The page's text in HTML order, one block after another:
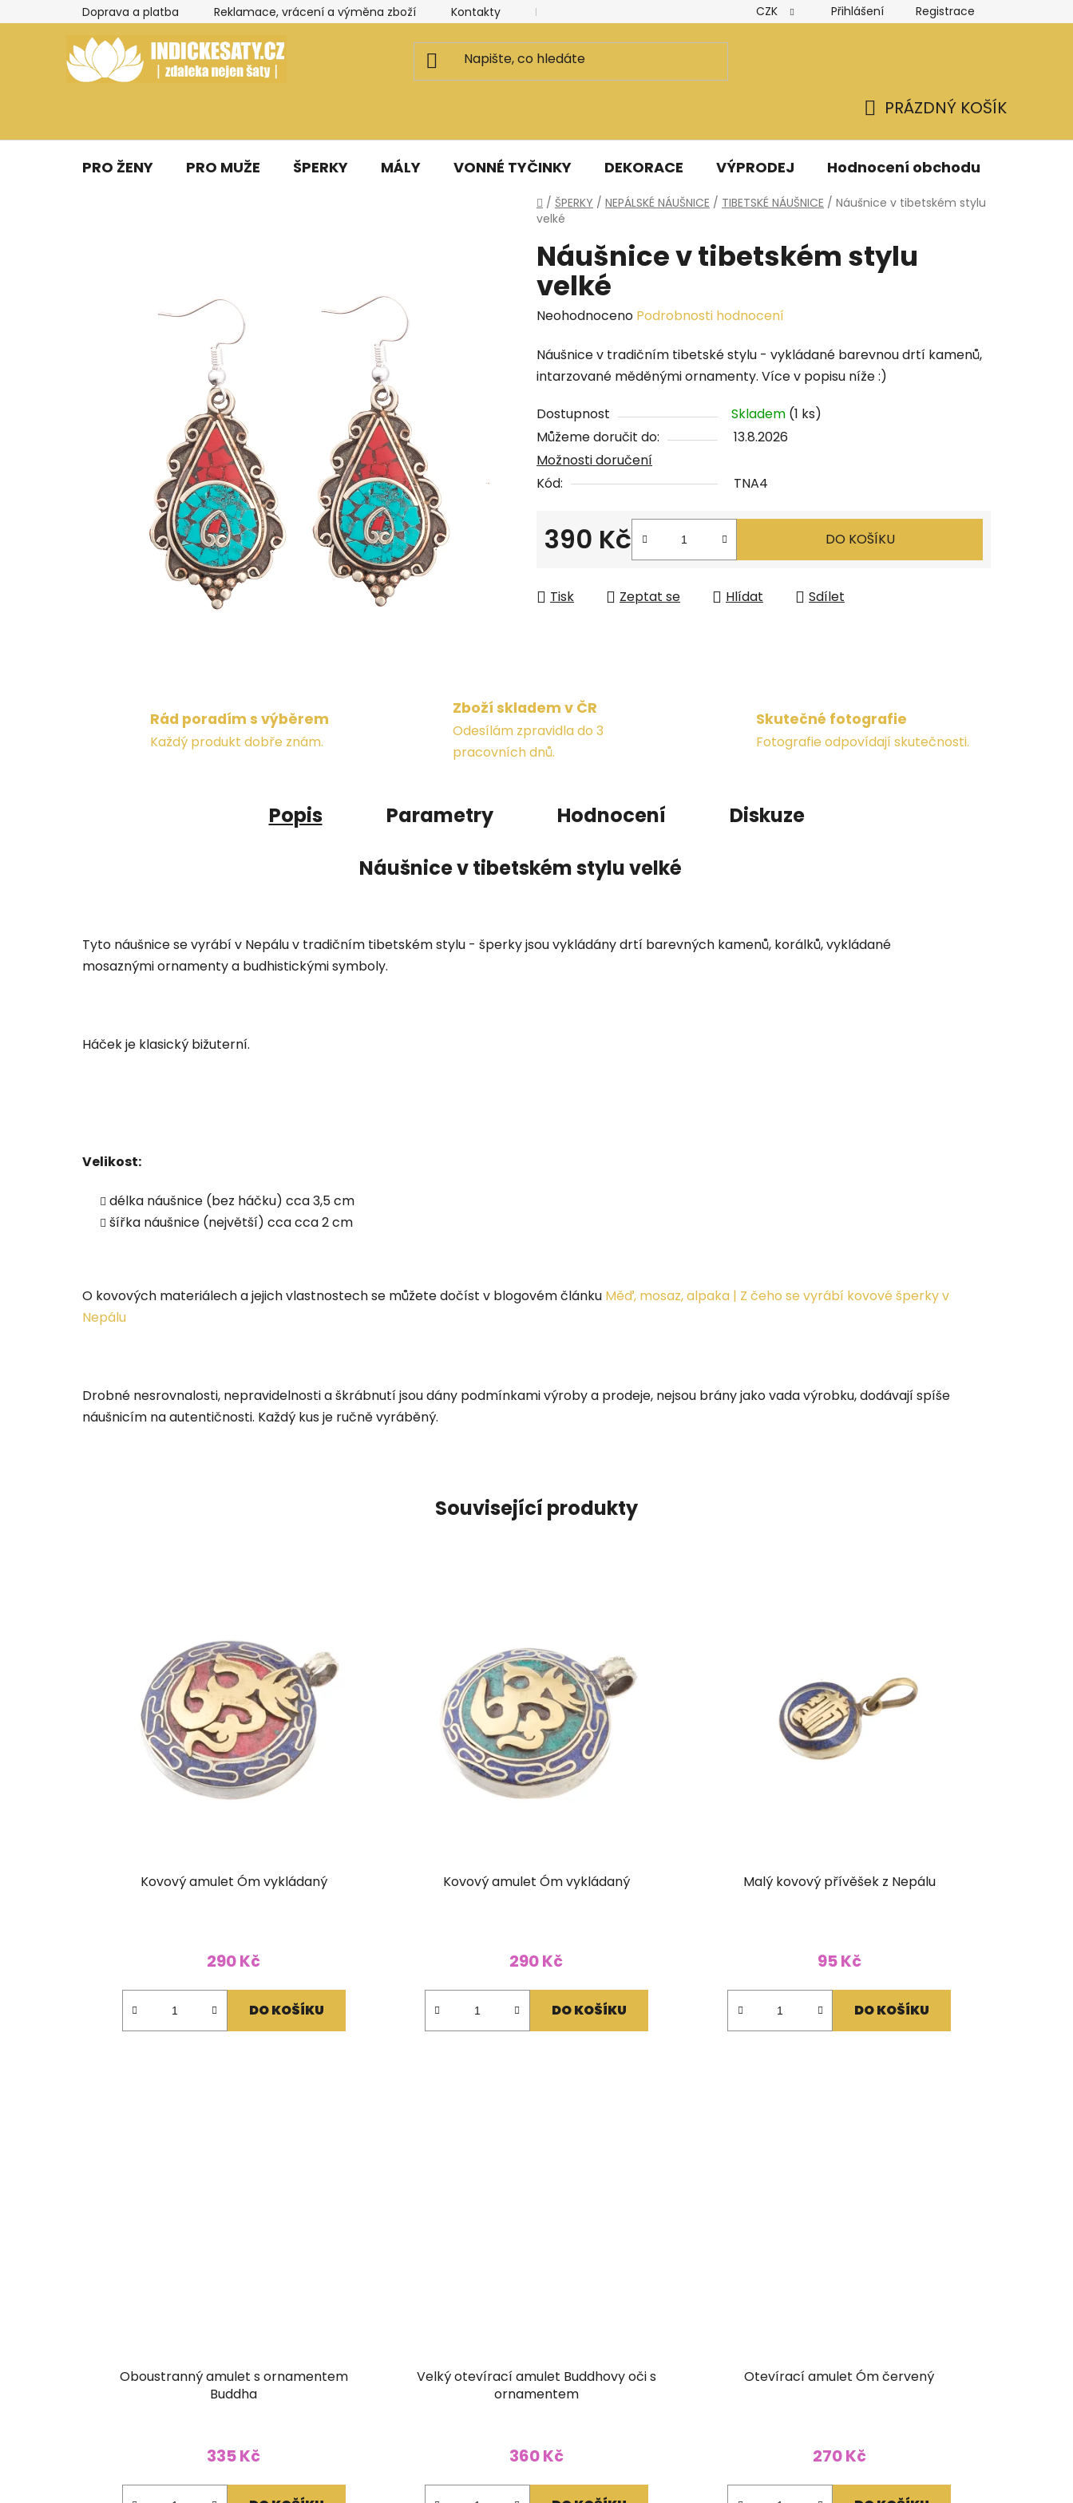
na
Doprava a platba Reklamace, vrácení a výměna zboží Kontakty Kancelář a ateliér Hodnocení obchodu Obchodní podmínky
CZK Přihlášení Registrace
KOŠÍK
PRÁZDNÝ KOŠÍK
PRO ŽENY PRO MUŽE ŠPERKY MÁLY VONNÉ TYČINKY DEKORACE VÝPRODEJ Hodnocení obchodu
Domů
/ ŠPERKY / NEPÁLSKÉ NÁUŠNICE / TIBETSKÉ NÁUŠNICE / Náušnice v tibetském stylu
velké
Náušnice v tibetském stylu
velké
Průměrné
produktu
je
z
5
hvězdiček.
Neohodnoceno Podrobnosti hodnocení
Náušnice v tradičním tibetské stylu - vykládané barevnou drtí kamenů,
intarzované měděnými ornamenty. Více v popisu níže :)
Dostupnost Skladem (1 ks)
Můžeme doručit do:
13.8.2026
Možnosti doručení
Kód:
TNA4
390 Kč DO KOŠÍKU
Tisk Zeptat se Hlídat Sdílet
Rád poradím s výběrem
Každý produkt dobře znám.
Zboží skladem v ČR
Odesílám zpravidla do 3
pracovních dnů.
Skutečné fotografie
Fotografie odpovídají skutečnosti.
Popis Parametry Hodnocení
Diskuze
Náušnice v tibetském stylu velké
Tyto náušnice se vyrábí v Nepálu v tradičním tibetském stylu - šperky jsou vykládány drtí barevných kamenů, korálků, vykládané
mosaznými ornamenty a budhistickými symboly.
Háček je klasický bižuterní.
Velikost:
délka náušnice (bez háčku) cca 3,5 cm
šířka náušnice (největší) cca cca 2 cm
O kovových materiálech a jejich vlastnostech se můžete dočíst v blogovém článku Měď, mosaz, alpaka | Z čeho se vyrábí kovové šperky v
Nepálu
Drobné nesrovnalosti, nepravidelnosti a škrábnutí jsou dány podmínkami výroby a prodeje, nejsou brány jako vada výrobku, dodávají spíše
náušnicím na autentičnosti. Každý kus je ručně vyráběný.
Související produkty
Kovový amulet Óm vykládaný
290 Kč
DO KOŠÍKU
Kovový amulet Óm vykládaný
290 Kč
DO KOŠÍKU
Malý kovový přívěšek z Nepálu
95 Kč
DO KOŠÍKU
Oboustranný amulet s ornamentem
Buddha
335 Kč
Velký otevírací amulet Buddhovy oči s
ornamentem
360 Kč
Otevírací amulet Óm červený
270 Kč